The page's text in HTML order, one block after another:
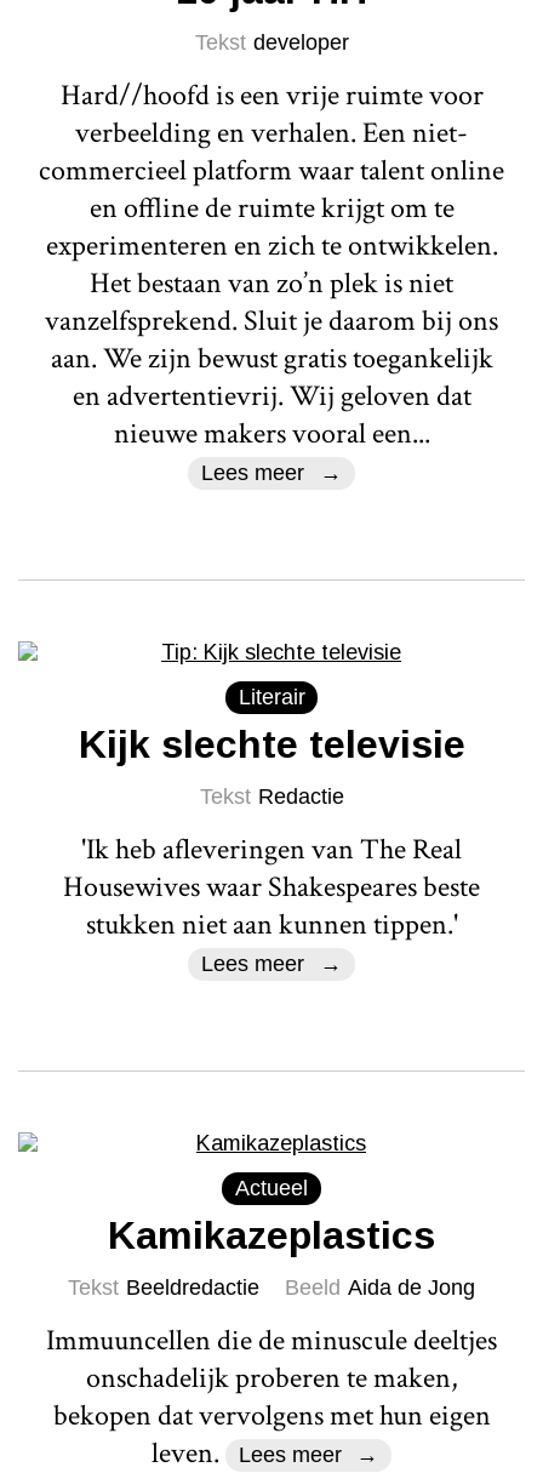
Tekst developer
Hard//hoofd is een vrije ruimte voor
verbeelding en verhalen. Een niet-
commercieel platform waar talent online
en offline de ruimte krijgt om te
experimenteren en zich te ontwikkelen.
Het bestaan van zo’n plek is niet
vanzelfsprekend. Sluit je daarom bij ons
aan. We zijn bewust gratis toegankelijk
en advertentievrij. Wij geloven dat
nieuwe makers vooral een...
Lees meer
Literair
Kijk slechte televisie
Tekst Redactie
'Ik heb afleveringen van The Real
Housewives waar Shakespeares beste
stukken niet aan kunnen tippen.'
Lees meer
Actueel
Kamikazeplastics
Tekst Beeldredactie Beeld Aida de Jong
Immuuncellen die de minuscule deeltjes
onschadelijk proberen te maken,
bekopen dat vervolgens met hun eigen
leven.
Lees meer